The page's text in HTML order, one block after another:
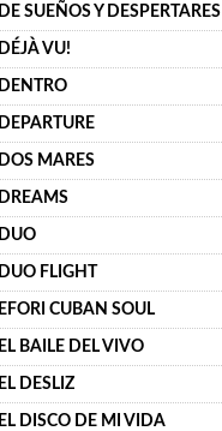
DE SUEÑOS Y DESPERTARES
DÉJÀ VU!
DENTRO
DEPARTURE
DOS MARES
DREAMS
DUO
DUO FLIGHT
EFORI CUBAN SOUL
EL BAILE DEL VIVO
EL DESLIZ
EL DISCO DE MI VIDA